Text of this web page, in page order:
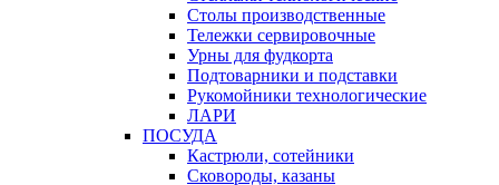
Столы производственные
Тележки сервировочные
Урны для фудкорта
Подтоварники и подставки
Рукомойники технологические
ЛАРИ
ПОСУДА
Кастрюли, сотейники
Сковороды, казаны